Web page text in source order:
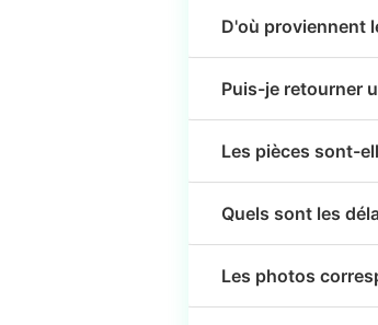
D'où proviennent
Puis-je retourner
Les pièces sont-
Quels sont les
Les photos